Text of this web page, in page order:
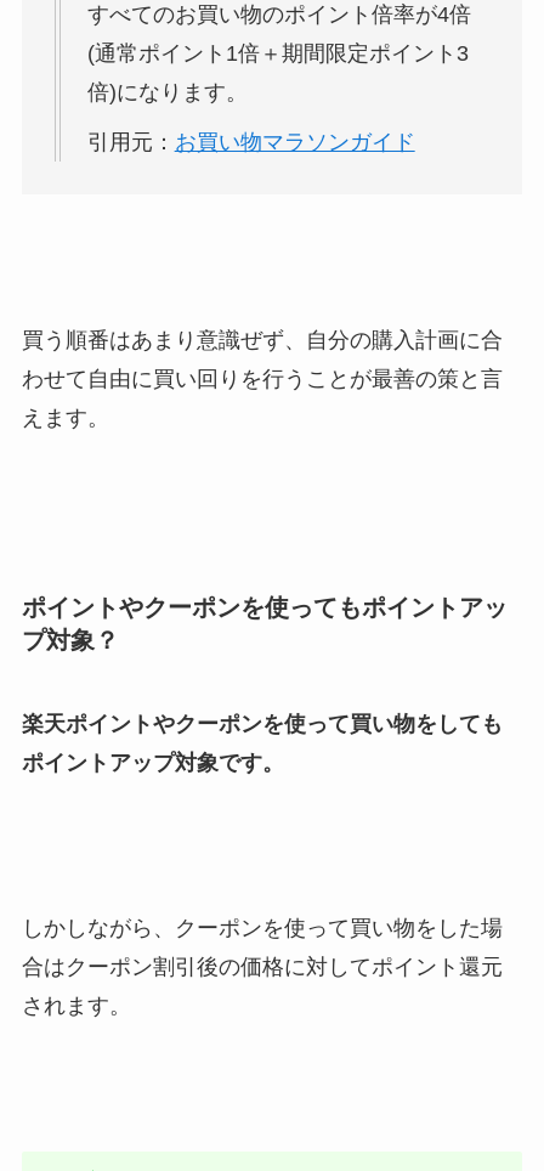
すべてのお買い物のポイント倍率が4倍
(通常ポイント1倍＋期間限定ポイント3
倍)になります。
引用元： お買い物マラソンガイド
買う順番はあまり意識ぜず、自分の購入計画に合
わせて自由に買い回りを行うことが最善の策と言
えます。
ポイントやクーポンを使ってもポイントアッ
プ対象？
楽天ポイントやクーポンを使って買い物をしても
ポイントアップ対象です。
しかしながら、クーポンを使って買い物をした場
合はクーポン割引後の価格に対してポイント還元
されます。